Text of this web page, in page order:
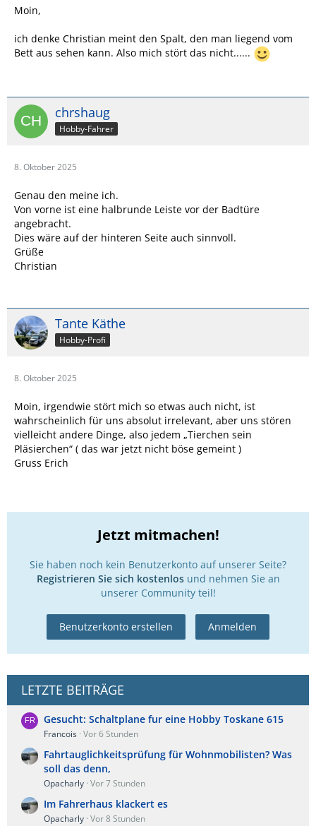
Moin,
ich denke Christian meint den Spalt, den man liegend vom
Bett aus sehen kann. Also mich stört das nicht......
chrshaug
Hobby-Fahrer
8. Oktober 2025
Genau den meine ich.
Von vorne ist eine halbrunde Leiste vor der Badtüre
angebracht.
Dies wäre auf der hinteren Seite auch sinnvoll.
Grüße
Christian
Tante Käthe
Hobby-Profi
8. Oktober 2025
Moin, irgendwie stört mich so etwas auch nicht, ist
wahrscheinlich für uns absolut irrelevant, aber uns stören
vielleicht andere Dinge, also jedem „Tierchen sein
Pläsierchen“ ( das war jetzt nicht böse gemeint )
Gruss Erich
Jetzt mitmachen!
Sie haben noch kein Benutzerkonto auf unserer Seite?
Registrieren Sie sich kostenlosund nehmen Sie an
unserer Community teil!
Benutzerkonto erstellen Anmelden
LETZTE BEITRÄGE
Gesucht: Schaltplane fur eine Hobby Toskane 615
Francois Vor 6 Stunden
Fahrtauglichkeitsprüfung für Wohnmobilisten? Was
soll das denn,
Opacharly Vor 7 Stunden
Im Fahrerhaus klackert es
Opacharly Vor 8 Stunden